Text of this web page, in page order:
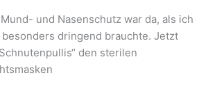
und Nasenschutz war da, als ich
dringend brauchte. Jetzt
den sterilen